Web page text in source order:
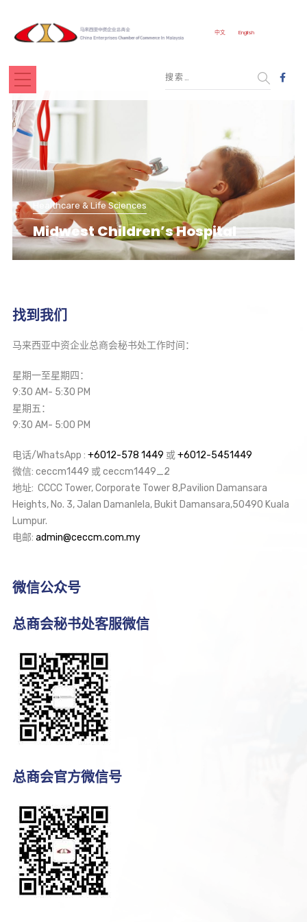
中文 English
Midwest Children’s Hospital
Healthcare & Life Sciences
找到我们
马来西亚中资企业总商会秘书处工作时间：
星期一至星期四：
9:30 AM- 5:30 PM
星期五：
9:30 AM- 5:00 PM
电话/WhatsApp : +6012-578 1449 或+6012-5451449
微信: ceccm1449 或 ceccm1449_2
地址: CCCC Tower, Corporate Tower 8,Pavilion Damansara
Heights, No. 3, Jalan Damanlela, Bukit Damansara,50490 Kuala
Lumpur.
电邮: admin@ceccm.com.my
微信公众号
总商会秘书处客服微信
总商会官方微信号